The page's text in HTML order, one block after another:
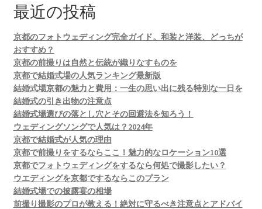
最近の投稿
京都のフォトウェディング完全ガイド。和装と洋装、どっちが
おすすめ？
京都の前撮りは自然と伝統が織りなすものを
京都で結婚式場の人気ランキング最新版
結婚式場京都の魅力と費用：一生の思い出に残る特別な一日を
結婚式の引き出物の注意点
結婚式場選びの落とし穴とその回避法を知ろう！
ウェディングソングで人気は？2024年
京都で結婚式が人気の理由
京都で前撮りをするならここ！魅力的なロケーション10選
京都でフォトウェディングをするなら何処で撮影したい？
ウエディングを京都でするならこのプラン
結婚式場での披露宴の相場
前撮り撮影のプロが教える！絶対に守るべき注意点とアドバイ